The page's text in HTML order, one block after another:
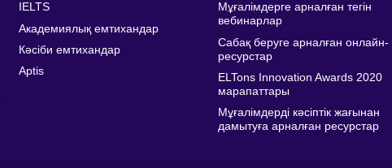
IELTS
Академиялық емтихандар
Кәсіби емтихандар
Aptis
Мұғалімдерге арналған тегін
вебинарлар
Сабақ беруге арналған онлайн-
ресурстар
ELTons Innovation Awards 2020
марапаттары
Мұғалімдерді кәсіптік жағынан
дамытуға арналған ресурстар